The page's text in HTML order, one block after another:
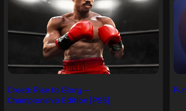
Creed: Rise to Glory —
Championship Edition [PS5]